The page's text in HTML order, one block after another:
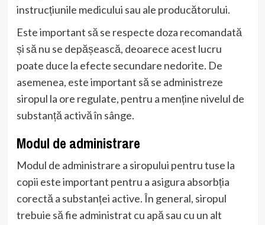
instrucțiunile medicului sau ale producătorului.
Este important să se respecte doza recomandată
și să nu se depășească, deoarece acest lucru
poate duce la efecte secundare nedorite. De
asemenea, este important să se administreze
siropul la ore regulate, pentru a menține nivelul de
substanță activă în sânge.
Modul de administrare
Modul de administrare a siropului pentru tuse la
copii este important pentru a asigura absorbția
corectă a substanței active. În general, siropul
trebuie să fie administrat cu apă sau cu un alt